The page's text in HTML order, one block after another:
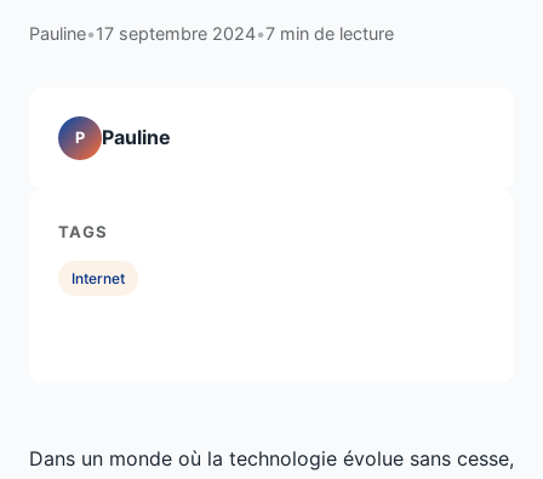
Pauline•17 septembre 2024•7 min de lecture
Dans un monde où la technologie évolue sans cesse,
P Pauline
TAGS
Internet